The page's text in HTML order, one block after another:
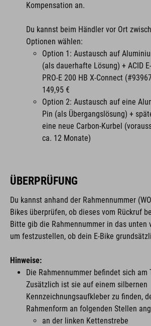
Kompensation an.
Du kannst beim Händler vor Ort
Optionen wählen:
Option 1: Austausch auf
(als dauerhafte Lösung) + ACID
PRO-E 200 HB X-Connect
149,95 €
Option 2: Austausch auf eine
Pin (als Übergangslösung) +
eine neue Carbon-Kurbel
ca. 12 Monate)
ÜBERPRÜFUNG
Du kannst anhand der Rahmennummer
Bikes überprüfen, ob dieses vom Rückruf
Bitte gib die Rahmennummer in das unten
um festzustellen, ob dein E-Bike
Hinweise:
Die Rahmennummer befindet sich am
Zusätzlich ist sie auf einem silbernen
Kennzeichnungsaufkleber zu finden,
Rahmenform an folgenden Stellen
an der linken Kettenstrebe